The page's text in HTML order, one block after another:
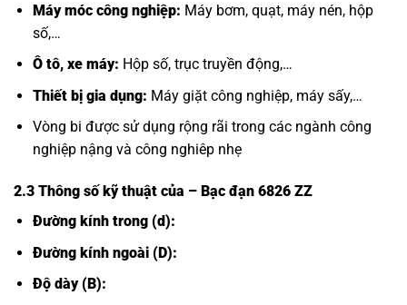
Máy móc công nghiệp: Máy bơm, quạt, máy nén, hộp
số,…
Ô tô, xe máy: Hộp số, trục truyền động,…
Thiết bị gia dụng: Máy giặt công nghiệp, máy sấy,…
Vòng bi được sử dụng rộng rãi trong các ngành công
nghiệp nậng và công nghiêp nhẹ
2.3 Thông số kỹ thuật của – Bạc đạn 6826 ZZ
Đường kính trong (d):
Đường kính ngoài (D):
Độ dày (B):